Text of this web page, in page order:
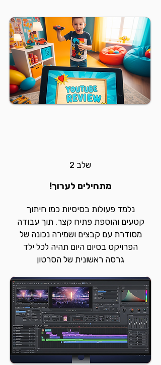
שלב 2
מתחילים לערוך!
נלמד פעולות בסיסיות כמו חיתוך
קטעים והוספת פתיח קצר. תוך עבודה
מסודרת עם קבצים ושמירה נכונה של
הפרויקט בסיום היום תהיה לכל ילד
גרסה ראשונית של הסרטון